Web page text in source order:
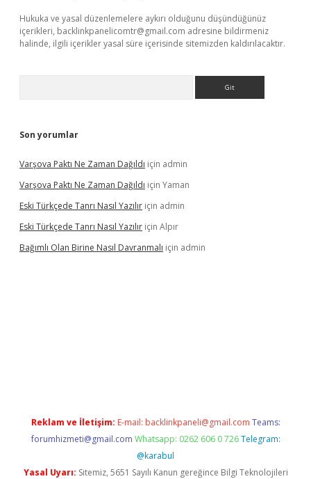
Hukuka ve yasal düzenlemelere aykırı olduğunu düşündüğünüz
içerikleri, backlinkpanelicomtr@gmail.com adresine bildirmeniz
halinde, ilgili içerikler yasal süre içerisinde sitemizden kaldırılacaktır.
Son yorumlar
Varşova Paktı Ne Zaman Dağıldı için admin
Varşova Paktı Ne Zaman Dağıldı için Yaman
Eski Türkçede Tanrı Nasıl Yazılır için admin
Eski Türkçede Tanrı Nasıl Yazılır için Alpır
Bağımlı Olan Birine Nasıl Davranmalı için admin
Reklam ve İletişim: E-mail: backlinkpaneli@gmail.com Teams:
forumhizmeti@gmail.com Whatsapp: 0262 606 0 726 Telegram:
@karabul
Yasal Uyarı: Sitemiz, 5651 Sayılı Kanun gereğince Bilgi Teknolojileri